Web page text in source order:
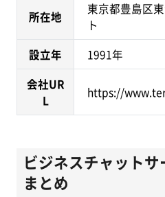
所在地
東京都豊島区
ト
設立年
1991年
会社UR
L
https://
ビジネスチャット
まとめ